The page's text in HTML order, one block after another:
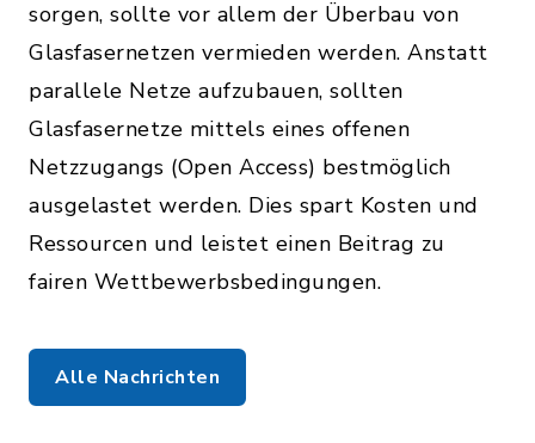
sorgen, sollte vor allem der Überbau von
Glasfasernetzen vermieden werden. Anstatt
parallele Netze aufzubauen, sollten
Glasfasernetze mittels eines offenen
Netzzugangs (Open Access) bestmöglich
ausgelastet werden. Dies spart Kosten und
Ressourcen und leistet einen Beitrag zu
fairen Wettbewerbsbedingungen.
Alle Nachrichten